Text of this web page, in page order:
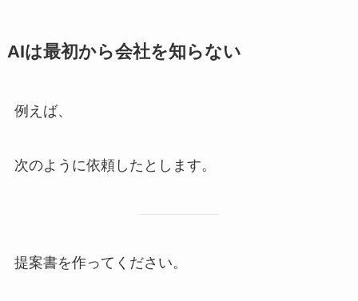
AIは最初から会社を知らない
例えば、
次のように依頼したとします。
提案書を作ってください。